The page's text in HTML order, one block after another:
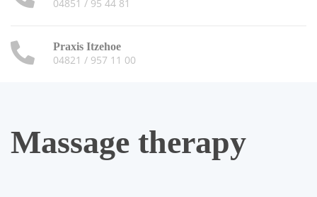
04851 / 95 44 81
Praxis Itzehoe
04821 / 957 11 00
Massage therapy